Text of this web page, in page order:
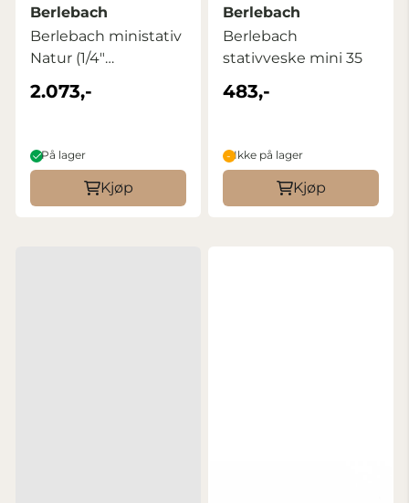
Berlebach
Berlebach ministativ
Natur (1/4"
gjengebolt)
2.073,-
På lager
Kjøp
Berlebach
Berlebach
stativveske mini 35
483,-
Ikke på lager
Kjøp